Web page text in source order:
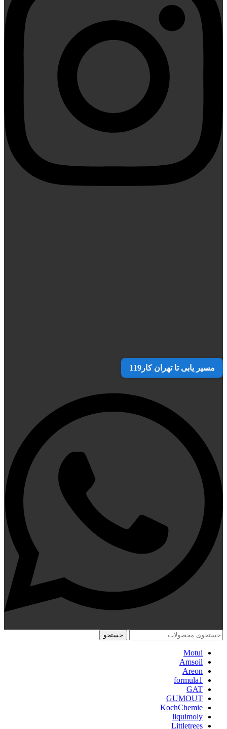
مسیر یابی تا تهران کار119
جستجو
Motul
Amsoil
Areon
formula1
GAT
GUMOUT
KochChemie
liquimoly
Littletrees